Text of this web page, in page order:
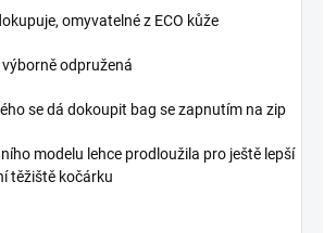
omyvatelné z ECO kůže
odpružená
se dá dokoupit bag se zapnutím na zip
modelu lehce prodloužila pro ještě lepší
těžiště kočárku